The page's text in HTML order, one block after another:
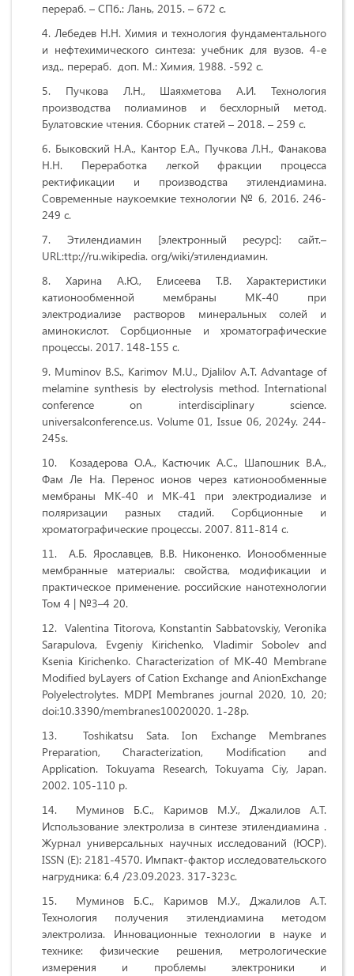
перераб. – СПб.: Лань, 2015. – 672 с.
Лебедев Н.Н. Химия и технология фундаментального
и нефтехимического синтеза: учебник для вузов. 4-е
изд., перераб. доп. М.: Химия, 1988. -592 с.
Пучкова Л.Н., Шаяхметова А.И. Технология
производства полиаминов и бесхлорный метод.
Булатовские чтения. Сборник статей – 2018. – 259 с.
Быковский Н.А., Кантор Е.А., Пучкова Л.Н., Фанакова
Н.Н. Переработка легкой фракции процесса
ректификации и производства этилендиамина.
Современные наукоемкие технологии № 6, 2016. 246-
249 с.
Этилендиамин [электронный ресурс]: сайт.–
URL:ttp://ru.wikipedia. org/wiki/этилендиамин.
Харина А.Ю., Елисеева Т.В. Характеристики
катионообменной мембраны МК-40 при
электродиализе растворов минеральных солей и
аминокислот. Сорбционные и хроматографические
процессы. 2017. 148-155 с.
Muminov B.S., Karimov M.U., Djalilov A.T. Advantage of
melamine synthesis by electrolysis method. International
conference on interdisciplinary science.
universalconference.us. Volume 01, Issue 06, 2024y. 244-
245s.
Козадерова О.А., Кастючик А.С., Шапошник В.А.,
Фам Ле На. Перенос ионов через катионообменные
мембраны МК-40 и МК-41 при электродиализе и
поляризации разных стадий. Сорбционные и
хроматографические процессы. 2007. 811-814 с.
А.Б. Ярославцев, В.В. Никоненко. Ионообменные
мембранные материалы: свойства, модификации и
практическое применение. российские нанотехнологии
Том 4 | №3–4 20.
Valentina Titorova, Konstantin Sabbatovskiy, Veronika
Sarapulova, Evgeniy Kirichenko, Vladimir Sobolev and
Ksenia Kirichenko. Characterization of MK-40 Membrane
Modiﬁed byLayers of Cation Exchange and AnionExchange
Polyelectrolytes. MDPI Membranes journal 2020, 10, 20;
doi:10.3390/membranes10020020. 1-28p.
Toshikatsu Sata. Ion Exchange Membranes
Preparation, Characterization, Modification and
Application. Tokuyama Research, Tokuyama Ciy, Japan.
2002. 105-110 p.
Муминов Б.С., Каримов М.У., Джалилов А.Т.
Использование электролиза в синтезе этилендиамина .
Журнал универсальных научных исследований (ЮСР).
ISSN (Е): 2181-4570. Импакт-фактор исследовательского
нагрудника: 6,4 /23.09.2023. 317-323с.
Муминов Б.С., Каримов М.У., Джалилов А.Т.
Технология получения этилендиамина методом
электролиза. Инновационные технологии в науке и
технике: физические решения, метрологические
измерения и проблемы электроники и